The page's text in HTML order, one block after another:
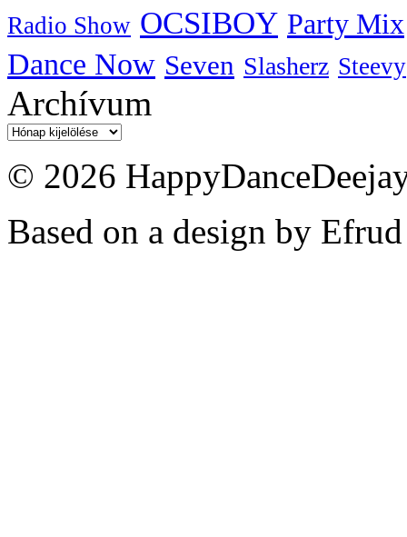
Radio Show OCSIBOY Party Mix
Dance Now Seven Slasherz Steevy
Archívum
Archívum
© 2026
Based on a design by Efrud